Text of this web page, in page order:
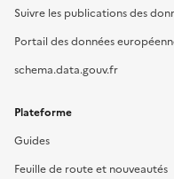
Suivre les publications des
Portail des données
schema.data.gouv.fr
Plateforme
Guides
Feuille de route et nouveautés